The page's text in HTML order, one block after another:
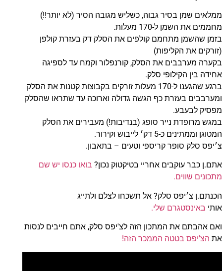
ממלאים שמן בסיר גבוה, כשליש מגובה הסיר (לא יותר!!)
מחממים את השמן ל-170 מעלות.
בזמן שהשמן מתחמם קולפים את הסלק דק בעזרת קולפן
(זורקים את הקליפות)
בקערה מערבבים את הסלק, קורנפלור וקמח עד לספיגה
אחידה בין הקילופי סלק.
ברגע שהגענו ל-170 מעלות זורקים בקבוצות קטנות את הסלק
ומערבבים בעזרת כף הגשה גדולה וארוכה עד שתראו שהסלק
מפסיק לבעבע.
במגש מרופדת נייר סופג (בנדיבות!) מעבירים את הסלק
המטוגן וממתינים כ-5 דק׳ לייבוש וקירור.
צ׳יפס סלק סופר קריספי וטעים – בתאבון.
אתם.ן כבר עוקבים אחריי בטיקטוק נכון? בואו כנסו יש שם
מתכונים שווים.
הכנתם.ן צ׳יפס סלק? אל תשכחו לצלם ולתייג
אותי באינסטגרם שלי.
ואם אהבתם את המתכון הזה לצ'יפס סלק, אתם חייבים לנסות
את הצ'יפס בטטה הממכר הזה!